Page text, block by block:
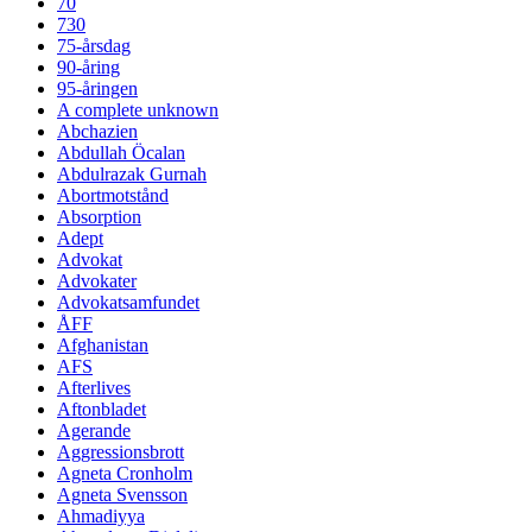
730
75-årsdag
90-åring
95-åringen
A complete unknown
Abchazien
Abdullah Öcalan
Abdulrazak Gurnah
Abortmotstånd
Absorption
Adept
Advokat
Advokater
Advokatsamfundet
ÅFF
Afghanistan
AFS
Afterlives
Aftonbladet
Agerande
Aggressionsbrott
Agneta Cronholm
Agneta Svensson
Ahmadiyya